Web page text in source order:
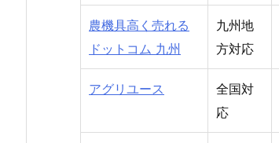
農機具高く売れる
ドットコム 九州
九州地
方対応
アグリユース
全国対
応